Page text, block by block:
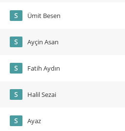
S Ümit Besen
S Ayçin Asan
S Fatih Aydın
S Halil Sezai
S Ayaz